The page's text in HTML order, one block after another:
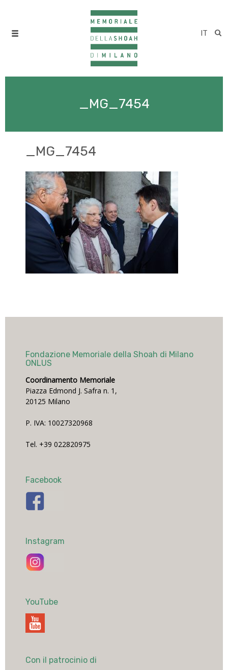
IT
_MG_7454
_MG_7454
Fondazione Memoriale della Shoah di Milano
ONLUS
Coordinamento Memoriale
Piazza Edmond J. Safra n. 1,
20125 Milano
P. IVA: 10027320968
Tel. +39 022820975
Facebook
Instagram
YouTube
Con il patrocinio di